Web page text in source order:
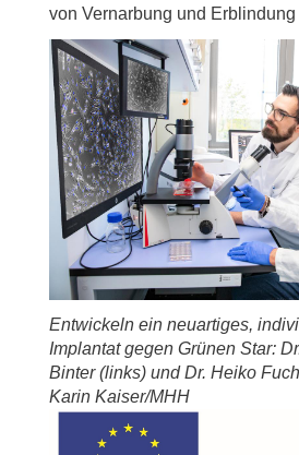
von Vernarbung und
Entwickeln ein neuartiges,
Implantat gegen Grünen Star:
Binter (links) und Dr. Heiko
Karin Kaiser/MHH